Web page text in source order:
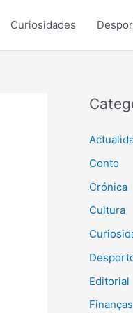
Curiosidades
Conto
Crónica
Cultura
Editorial
Finanças